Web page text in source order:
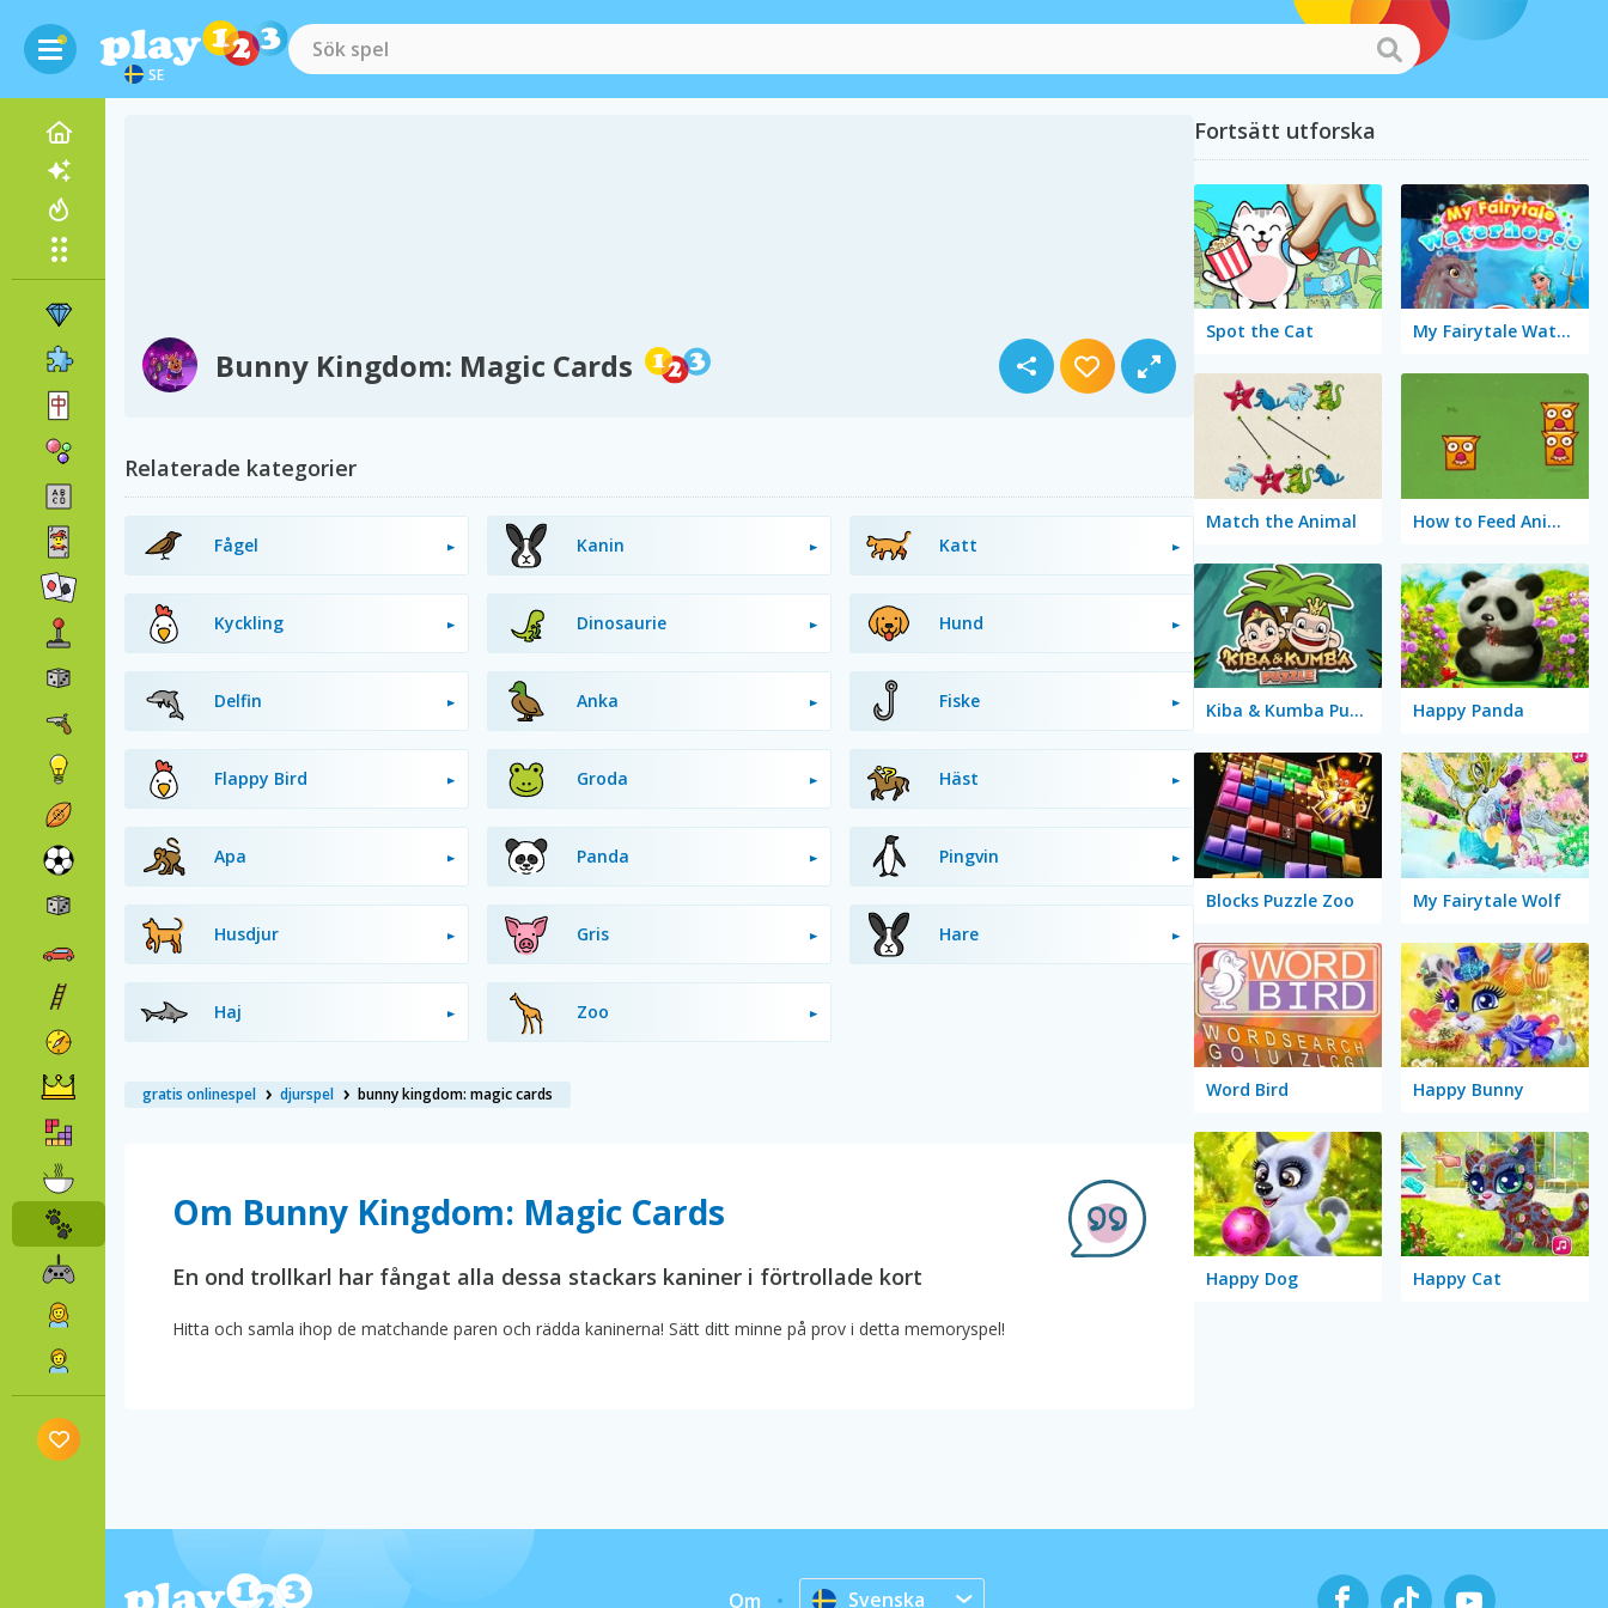
SE
Bunny Kingdom: Magic Cards
Relaterade kategorier
Fågel Kanin Katt
Kyckling Dinosaurie Hund
Delfin Anka Fiske
Flappy Bird Groda Häst
Apa Panda Pingvin
Husdjur Gris Hare
Haj Zoo
gratis onlinespel djurspel bunny kingdom: magic cards
Om Bunny Kingdom: Magic Cards
En ond trollkarl har fångat alla dessa stackars kaniner i förtrollade kort
Hitta och samla ihop de matchande paren och rädda kaninerna! Sätt ditt minne på prov i detta memoryspel!
Fortsätt utforska
Spot the Cat My Fairytale Water Horse
Match the Animal How to Feed Animals?
Kiba & Kumba Puzzle Happy Panda
Blocks Puzzle Zoo My Fairytale Wolf
Word Bird Happy Bunny
Happy Dog Happy Cat
Om Svenska